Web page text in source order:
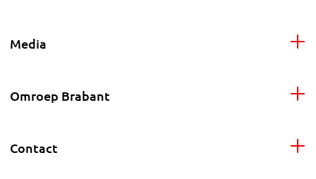
Media
Omroep Brabant
Contact